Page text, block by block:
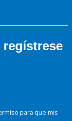
regístrese
para que mis